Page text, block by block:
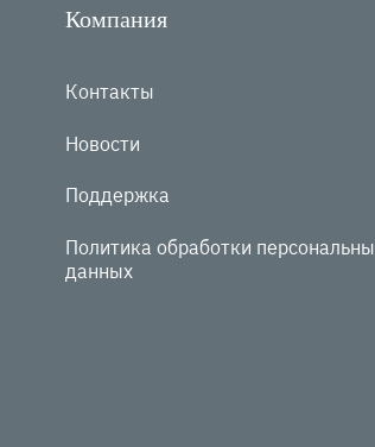
Компания
Контакты
Новости
Поддержка
Политика обработки
данных